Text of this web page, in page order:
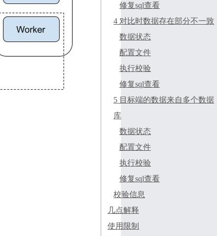
修复sql查看
4 对比时数据存在部分不一致
数据状态
配置文件
执行校验
修复sql查看
5 目标端的数据来自多个数据
库
数据状态
配置文件
执行校验
修复sql查看
校验信息
几点解释
使用限制